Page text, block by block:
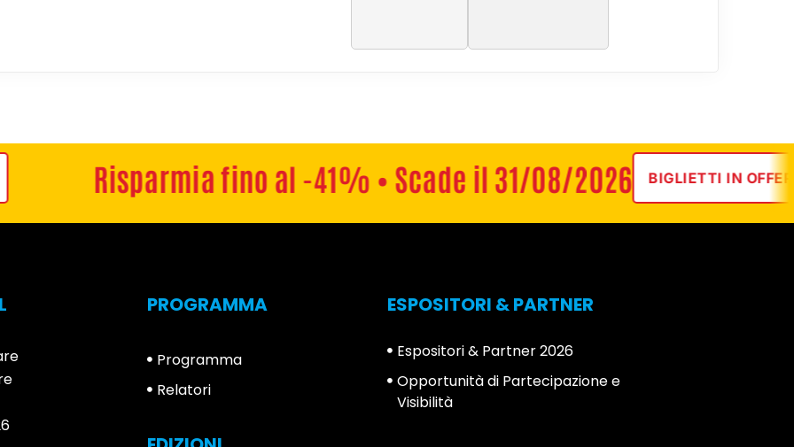
Risparmia fino al -41% • Scade il 31/08/2026 BIGLIETTI IN OFFERTA
PROGRAMMA
Programma
Relatori
ESPOSITORI & PARTNER
Espositori & Partner 2026
Opportunità di Partecipazione e
Visibilità